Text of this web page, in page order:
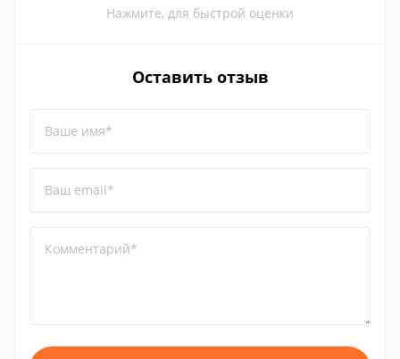
Нажмите, для быстрой оценки
Оставить отзыв
Ваше имя*
Ваш email*
Комментарий*